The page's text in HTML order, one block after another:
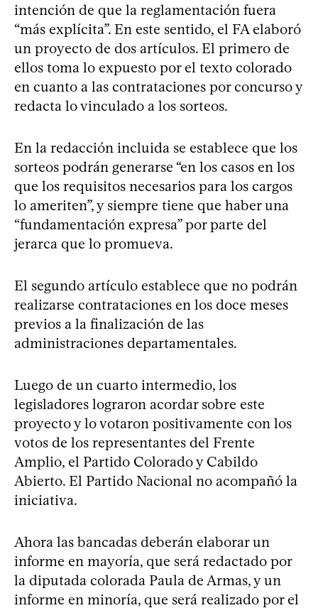
intención de que la reglamentación fuera
“más explícita”. En este sentido, el FA elaboró
un proyecto de dos artículos. El primero de
ellos toma lo expuesto por el texto colorado
en cuanto a las contrataciones por concurso y
redacta lo vinculado a los sorteos.
En la redacción incluida se establece que los
sorteos podrán generarse “en los casos en los
que los requisitos necesarios para los cargos
lo ameriten”, y siempre tiene que haber una
“fundamentación expresa” por parte del
jerarca que lo promueva.
El segundo artículo establece que no podrán
realizarse contrataciones en los doce meses
previos a la finalización de las
administraciones departamentales.
Luego de un cuarto intermedio, los
legisladores lograron acordar sobre este
proyecto y lo votaron positivamente con los
votos de los representantes del Frente
Amplio, el Partido Colorado y Cabildo
Abierto. El Partido Nacional no acompañó la
iniciativa.
Ahora las bancadas deberán elaborar un
informe en mayoría, que será redactado por
la diputada colorada Paula de Armas, y un
informe en minoría, que será realizado por el